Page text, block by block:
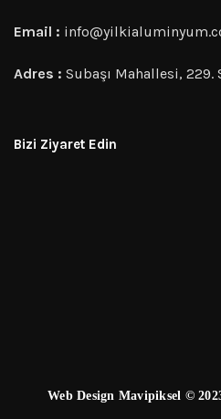
Email :
Adres : Subaşı Mahallesi, 229.
Bizi Ziyaret Edin
Web Design Mavipiksel ©